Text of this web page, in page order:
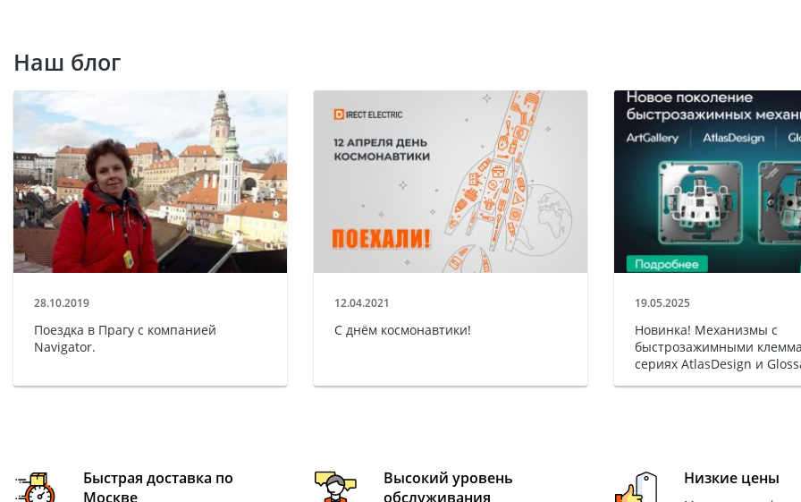
Наш блог
28.10.2019
Поездка в Прагу с компанией
Navigator.
12.04.2021
С днём космонавтики!
19.05.2025
Новинка! Механизмы с
быстрозажимными
сериях AtlasDesign и
Быстрая доставка по
Москве
Высокий уровень
обслуживания
Низкие цены